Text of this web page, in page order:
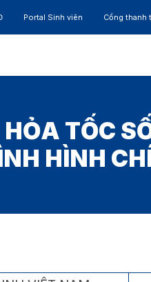
Portal Sinh viên Cổng thanh
TỐC
HÌNH